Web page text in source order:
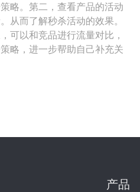
略。第二，查看产品的活动
从而了解秒杀活动的效果。
可以和竞品进行流量对比，
略，进一步帮助自己补充关
产品